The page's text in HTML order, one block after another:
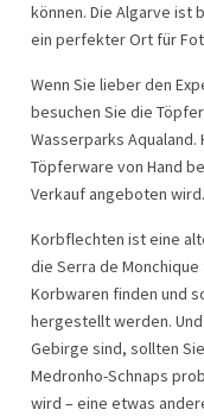
können. Die Algarve ist
ein perfekter Ort für
Wenn Sie lieber den
besuchen Sie die
Wasserparks
Töpferware von Hand
Verkauf angeboten wird.
Korbflechten ist eine
die Serra de
Korbwaren finden und
hergestellt werden.
Gebirge sind, sollten
Medronho-Schnaps
wird – eine etwas